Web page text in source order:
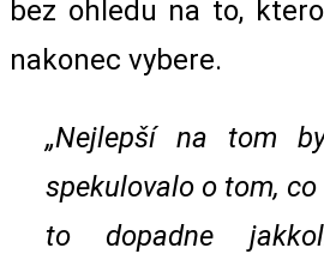
bez ohledu na to,
nakonec vybere.
„Nejlepší na tom
spekulovalo o tom,
to dopadne